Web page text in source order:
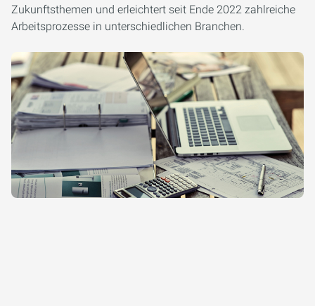
Zukunftsthemen und erleichtert seit Ende 2022 zahlreiche
Arbeitsprozesse in unterschiedlichen Branchen.